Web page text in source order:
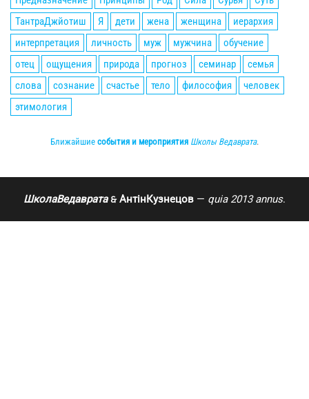
ТантраДжйотиш
Я дети жена женщина
иерархия
интерпретация
личность муж мужчина
обучение
отец
ощущения природа прогноз семинар
семья
слова
сознание счастье тело философия
человек
этимология
Ближайшие события и мероприятия Школы Ведаврата.
ШколаВедаврата 🙲 АнтінКузнецов — quia 2013 annus.